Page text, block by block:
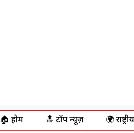
🏠 होम 🔝 टॉप न्यूज़ 🌍 राष्ट्रीय